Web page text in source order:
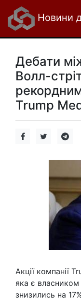
Новини
Дебати
Волл-
Trump
Акції компанії
яка є власником
знизились на